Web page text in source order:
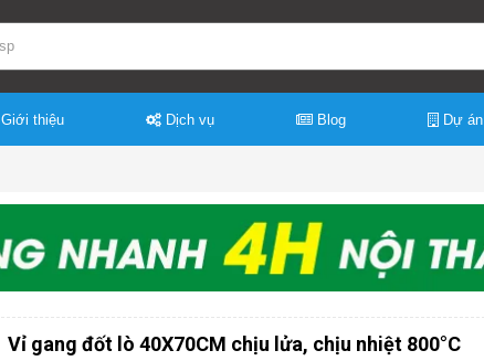
Giới thiệu Dịch vụ Blog Dự án
Vỉ gang đốt lò 40X70CM chịu lửa, chịu nhiệt 800°C